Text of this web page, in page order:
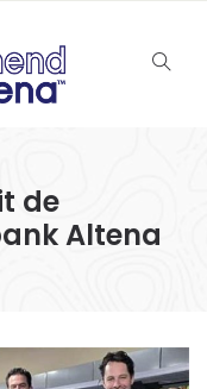
de
Altena